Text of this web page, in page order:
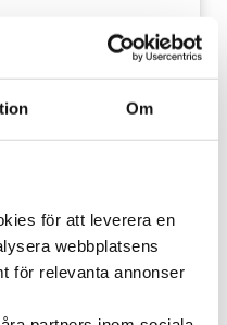
Om
för att leverera en
webbplatsens
för relevanta annonser
Ett lopp till förmån
till förmån för
du själv. Du väljer